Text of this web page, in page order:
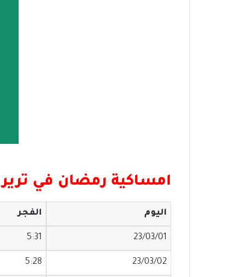
امساكية رمضان في ترير
اليوم الفجر
23/03/01
5:31
23/03/02
5:28